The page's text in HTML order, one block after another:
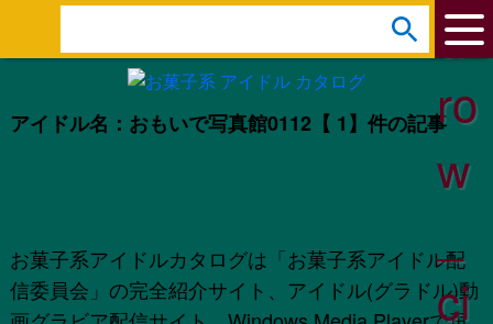
アイドル名：おもいで写真館0112 【 1】件の記事
お菓子系アイドルカタログは「お菓子系アイドル配
信委員会」の完全紹介サイト、アイドル(グラドル)動
e
r
ar
ro
w
_
ci